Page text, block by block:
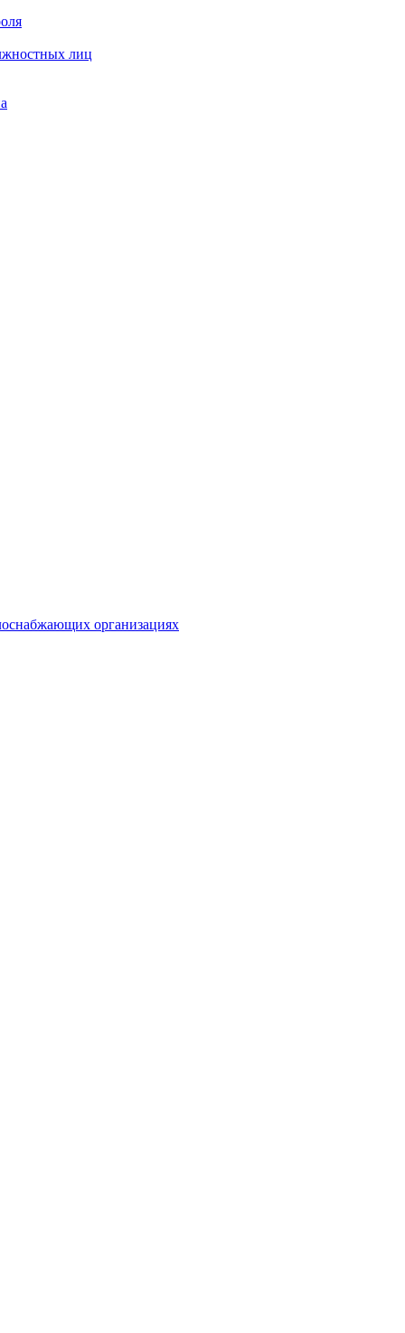
лиц
организациях